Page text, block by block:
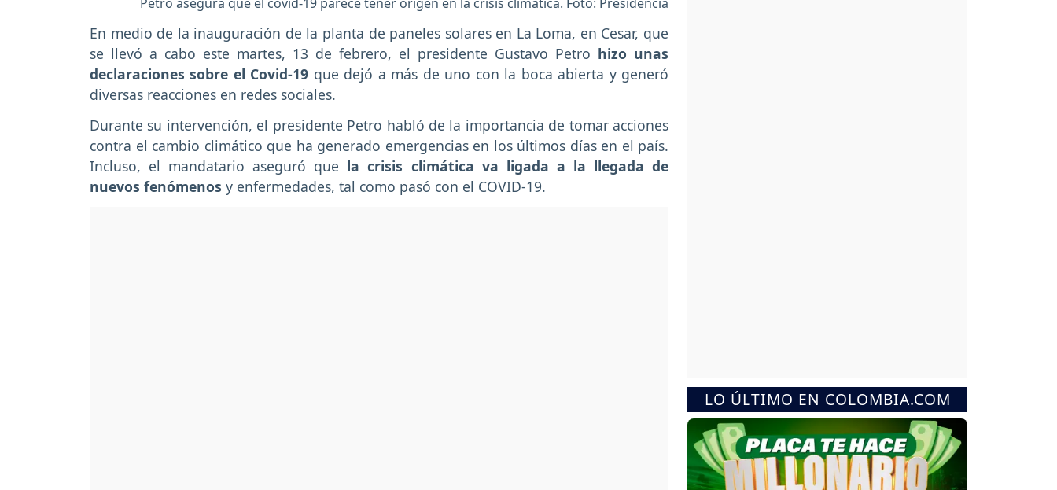
Petro asegura que el covid-19 parece tener origen en la crisis climática. Foto: Presidencia
En medio de la inauguración de la planta de paneles solares en La Loma, en Cesar, que
se llevó a cabo este martes, 13 de febrero, el presidente Gustavo Petro hizo unas
declaraciones sobre el Covid-19 que dejó a más de uno con la boca abierta y generó
diversas reacciones en redes sociales.
Durante su intervención, el presidente Petro habló de la importancia de tomar acciones
contra el cambio climático que ha generado emergencias en los últimos días en el país.
Incluso, el mandatario aseguró que la crisis climática va ligada a la llegada de
nuevos fenómenos y enfermedades, tal como pasó con el COVID-19.
LO ÚLTIMO EN COLOMBIA.COM